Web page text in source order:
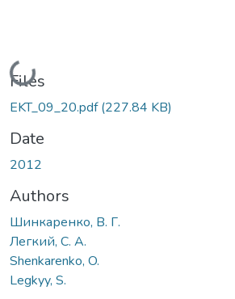
Loading...
Files
EKT_09_20.pdf(227.84 KB)
Date
2012
Authors
Шинкаренко, В. Г.
Легкий, С. А.
Shenkarenko, O.
Legkyy, S.